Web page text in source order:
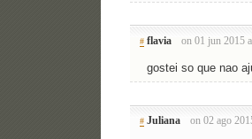
# flavia on 01 jun 2015
gostei so que nao
# Juliana on 02 ago